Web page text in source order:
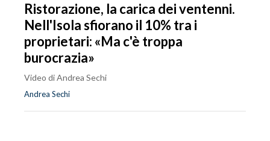
Ristorazione, la carica dei ventenni.
Nell'Isola sfiorano il 10% tra i
proprietari: «Ma c'è troppa
burocrazia»
Video di Andrea Sechi
Andrea Sechi